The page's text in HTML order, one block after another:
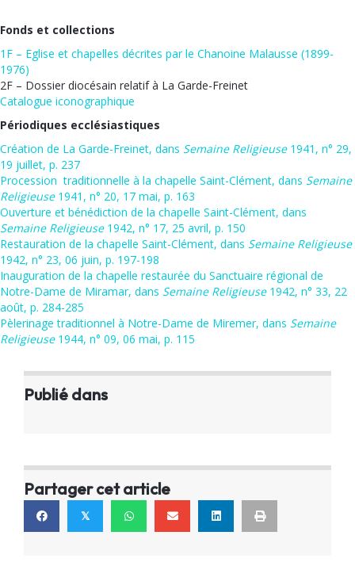
Fonds et collections
1F – Eglise et chapelles décrites par le Chanoine Malausse (1899-
1976)
2F – Dossier diocésain relatif à La Garde-Freinet
Catalogue iconographique
Périodiques ecclésiastiques
Création de La Garde-Freinet, dans Semaine Religieuse1941, n° 29,
19 juillet, p. 237
Procession traditionnelle à la chapelle Saint-Clément, dans Semaine
Religieuse1941, n° 20, 17 mai, p. 163
Ouverture et bénédiction de la chapelle Saint-Clément, dans
Semaine Religieuse1942, n° 17, 25 avril, p. 150
Restauration de la chapelle Saint-Clément, dans Semaine Religieuse
1942, n° 23, 06 juin, p. 197-198
Inauguration de la chapelle restaurée du Sanctuaire régional de
Notre-Dame de Miramar, dans Semaine Religieuse1942, n° 33, 22
août, p. 284-285
Pèlerinage traditionnel à Notre-Dame de Miremer, dans Semaine
Religieuse1944, n° 09, 06 mai, p. 115
Publié dans
Partager cet article
𝕏